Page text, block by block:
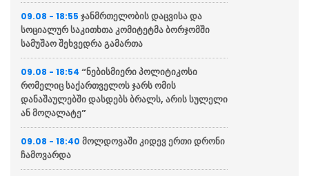
09.08 - 18:55 ჯანმრთელობის დაცვისა და
სოციალურ საკითხთა კომიტეტმა ბორჯომში
სამუშაო შეხვედრა გამართა
09.08 - 18:54 “ნებისმიერი პოლიტიკოსი
რომელიც საქართველოს ჯარს ომის
დანაშაულებში დასდებს ბრალს, არის სულელი
ან მოღალატე”
09.08 - 18:40 მოლდოვაში კიდევ ერთი დრონი
ჩამოვარდა